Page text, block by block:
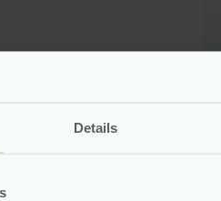
Details
– Lavendel
Billiesbox